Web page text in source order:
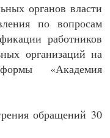
органов власти
по вопросам
работников
организаций на
«Академия
обращений 30